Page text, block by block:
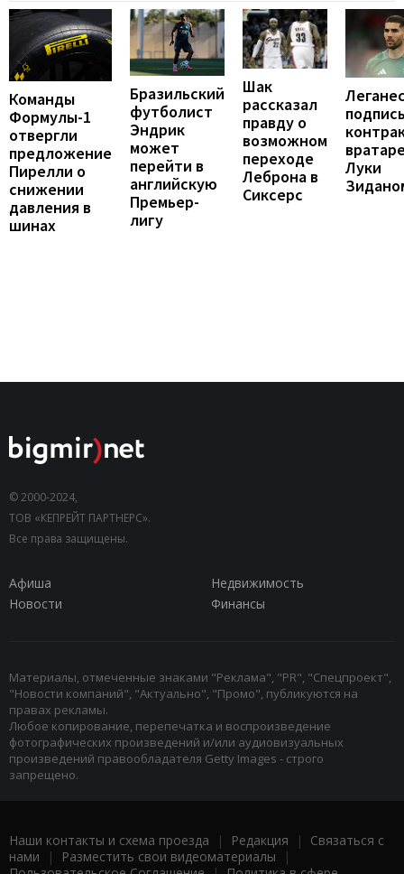
Команды
Формулы-1
отвергли
предложение
Пирелли о
снижении
давления в
шинах
Бразильский
футболист
Эндрик
может
перейти в
английскую
Премьер-
лигу
Шак
рассказал
правду о
возможном
переходе
Леброна в
Сиксерс
Луки
© 2000-2024,
ТОВ «КЕПРЕЙТ ПАРТНЕРС».
Все права защищены.
Афиша
Недвижимость
Новости
Финансы
Материалы, отмеченные знаками "Реклама", "PR", "Спецпроект",
"Новости компаний", "Актуально", "Промо", публикуются на
правах рекламы.
Любое копирование, перепечатка и воспроизведение
фотографических произведений и/или аудиовизуальных
произведений правообладателя Getty Images - строго
запрещено.
Наши контакты и схема проезда | Редакция | Связаться с
нами | Разместить свои видеоматериалы |